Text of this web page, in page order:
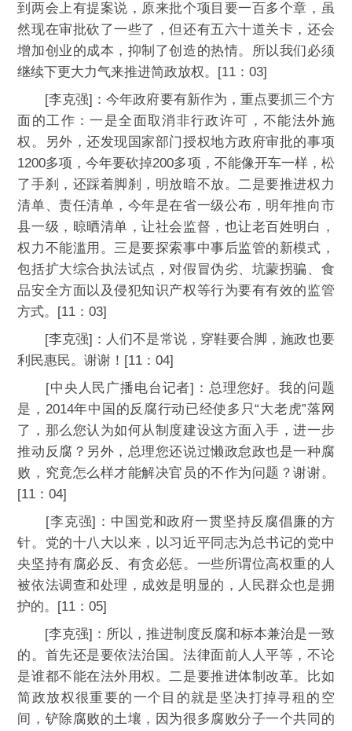
到两会上有提案说，原来批个项目要一百多个章，虽
然现在审批砍了一些了，但还有五六十道关卡，还会
增加创业的成本，抑制了创造的热情。所以我们必须
继续下更大力气来推进简政放权。[11：03]
[李克强]：今年政府要有新作为，重点要抓三个方
面的工作：一是全面取消非行政许可，不能法外施
权。另外，还发现国家部门授权地方政府审批的事项
1200多项，今年要砍掉200多项，不能像开车一样，松
了手刹，还踩着脚刹，明放暗不放。二是要推进权力
清单、责任清单，今年是在省一级公布，明年推向市
县一级，晾晒清单，让社会监督，也让老百姓明白，
权力不能滥用。三是要探索事中事后监管的新模式，
包括扩大综合执法试点，对假冒伪劣、坑蒙拐骗、食
品安全方面以及侵犯知识产权等行为要有有效的监管
方式。[11：03]
[李克强]：人们不是常说，穿鞋要合脚，施政也要
利民惠民。谢谢！[11：04]
[中央人民广播电台记者]：总理您好。我的问题
是，2014年中国的反腐行动已经使多只“大老虎”落网
了，那么您认为如何从制度建设这方面入手，进一步
推动反腐？另外，总理您还说过懒政怠政也是一种腐
败，究竟怎么样才能解决官员的不作为问题？谢谢。
[11：04]
[李克强]：中国党和政府一贯坚持反腐倡廉的方
针。党的十八大以来，以习近平同志为总书记的党中
央坚持有腐必反、有贪必惩。一些所谓位高权重的人
被依法调查和处理，成效是明显的，人民群众也是拥
护的。[11：05]
[李克强]：所以，推进制度反腐和标本兼治是一致
的。首先还是要依法治国。法律面前人人平等，不论
是谁都不能在法外用权。二是要推进体制改革。比如
简政放权很重要的一个目的就是坚决打掉寻租的空
间，铲除腐败的土壤，因为很多腐败分子一个共同的